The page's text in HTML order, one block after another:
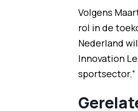
Volgens
rol in de
Nederland
Innovation
sportsector.”